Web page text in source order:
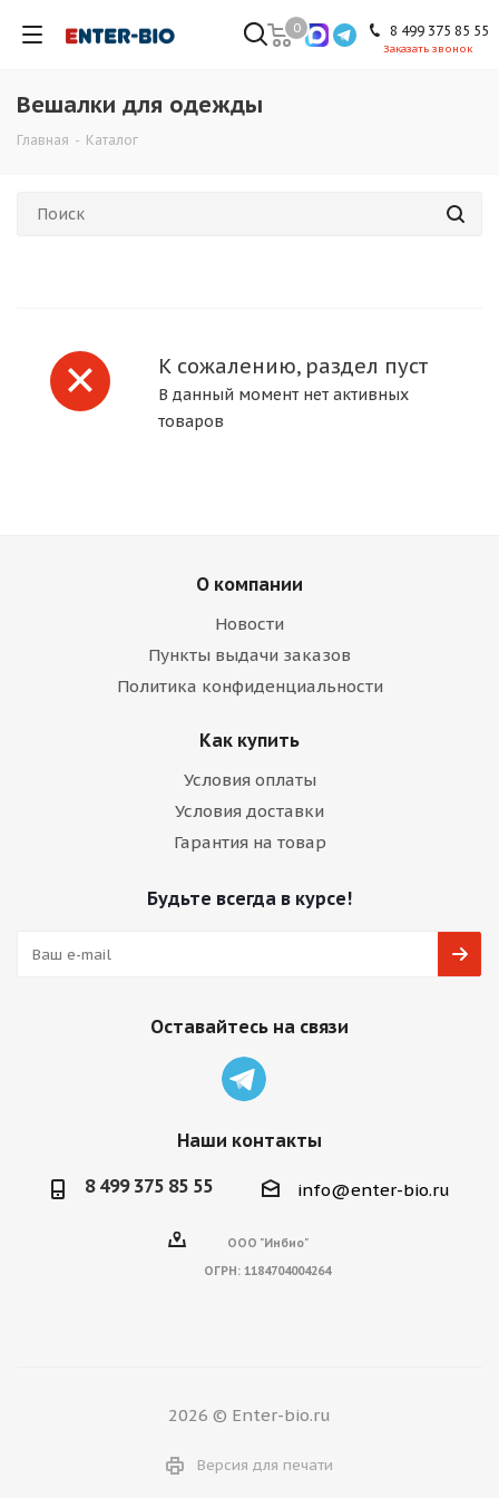
8 499 375 85 55
Заказать звонок
0
Вешалки для одежды
Главная - Каталог
К сожалению, раздел пуст
В данный момент нет активных
товаров
О компании
Новости
Пункты выдачи заказов
Политика конфиденциальности
Как купить
Условия оплаты
Условия доставки
Гарантия на товар
Будьте всегда в курсе!
Оставайтесь на связи
Наши контакты
8 499 375 85 55 info@enter-bio.ru
ООО "Инбио"
ОГРН: 1184704004264
2026 © Enter-bio.ru
Версия для печати